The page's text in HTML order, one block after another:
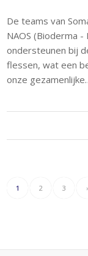
De teams van
NAOS (Bioderma
ondersteunen bij
flessen, wat een
onze
1 2 3 ›